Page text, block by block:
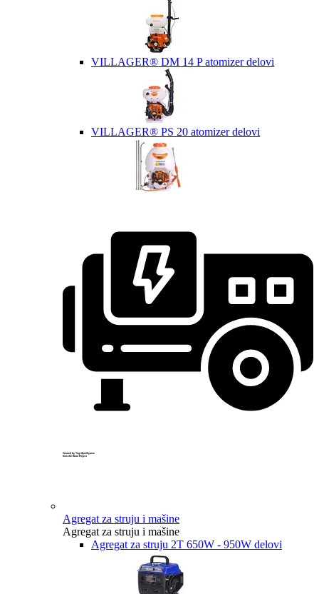
VILLAGER® DM 14 P atomizer delovi
VILLAGER® PS 20 atomizer delovi
Created by Yogi Aprelliyanto
from the Noun Project
Agregat za struju i mašine
Agregat za struju i mašine
Agregat za struju 2T 650W - 950W delovi